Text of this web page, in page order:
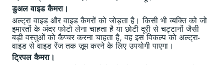
डुअल वाइड कैमरा।
अल्ट्रा वाइड और वाइड कैमरों को जोड़ता है। किसी भी व्यक्ति को जो
इमारतों के अंदर फोटो लेना चाहता है या छोटी दूरी से चट्टानों जैसी
बड़ी वस्तुओं को कैप्चर करना चाहता है, वह इस विकल्प को अल्ट्रा-
वाइड से वाइड रेंज तक ज़ूम करने के लिए उपयोगी पाएगा।
ट्रिपल कैमरा।